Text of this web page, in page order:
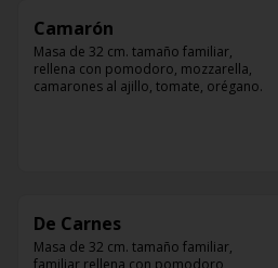
Camarón
Masa de 32 cm. tamaño familiar,
rellena con pomodoro, mozzarella,
camarones al ajillo, tomate, orégano.
De Carnes
Masa de 32 cm. tamaño familiar,
familiar rellena con pomodoro,